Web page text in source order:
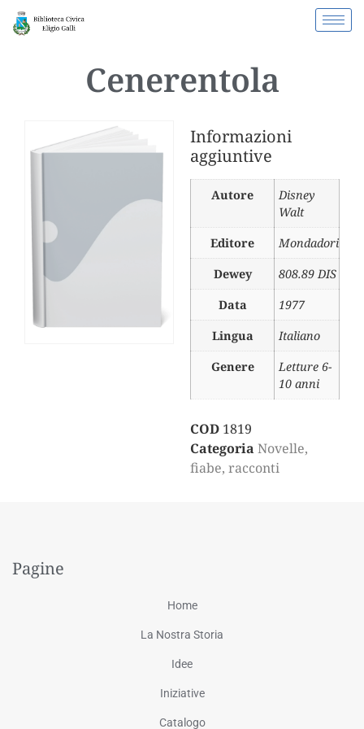
Cenerentola
Informazioni
aggiuntive
Autore
Disney
Walt
Editore
Mondadori
Dewey
808.89 DIS
Data
1977
Lingua
Italiano
Genere
Letture 6-
10 anni
COD 1819
Categoria Novelle,
fiabe, racconti
Pagine
Home
La Nostra Storia
Idee
Iniziative
Catalogo